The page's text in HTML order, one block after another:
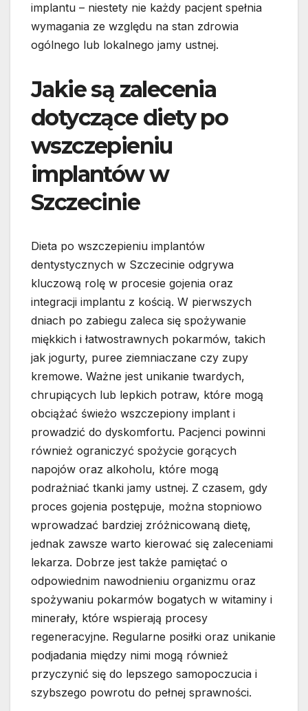
implantu – niestety nie każdy pacjent spełnia
wymagania ze względu na stan zdrowia
ogólnego lub lokalnego jamy ustnej.
Jakie są zalecenia
dotyczące diety po
wszczepieniu
implantów w
Szczecinie
Dieta po wszczepieniu implantów
dentystycznych w Szczecinie odgrywa
kluczową rolę w procesie gojenia oraz
integracji implantu z kością. W pierwszych
dniach po zabiegu zaleca się spożywanie
miękkich i łatwostrawnych pokarmów, takich
jak jogurty, puree ziemniaczane czy zupy
kremowe. Ważne jest unikanie twardych,
chrupiących lub lepkich potraw, które mogą
obciążać świeżo wszczepiony implant i
prowadzić do dyskomfortu. Pacjenci powinni
również ograniczyć spożycie gorących
napojów oraz alkoholu, które mogą
podrażniać tkanki jamy ustnej. Z czasem, gdy
proces gojenia postępuje, można stopniowo
wprowadzać bardziej zróżnicowaną dietę,
jednak zawsze warto kierować się zaleceniami
lekarza. Dobrze jest także pamiętać o
odpowiednim nawodnieniu organizmu oraz
spożywaniu pokarmów bogatych w witaminy i
minerały, które wspierają procesy
regeneracyjne. Regularne posiłki oraz unikanie
podjadania między nimi mogą również
przyczynić się do lepszego samopoczucia i
szybszego powrotu do pełnej sprawności.